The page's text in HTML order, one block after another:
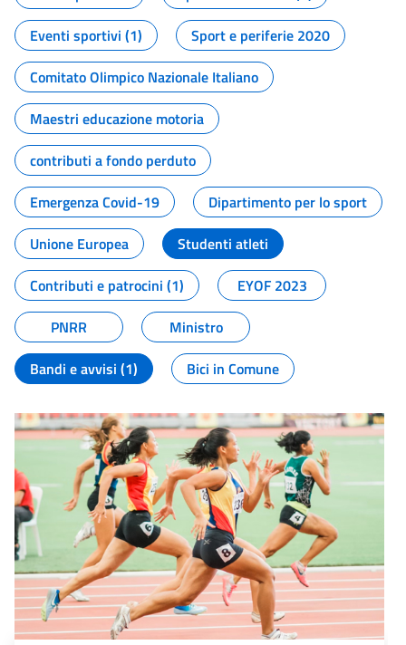
Eventi sportivi (1)
Sport e periferie 2020
Comitato Olimpico Nazionale Italiano
Maestri educazione motoria
contributi a fondo perduto
Emergenza Covid-19
Dipartimento per lo sport
Unione Europea
Studenti atleti
Contributi e patrocini (1)
EYOF 2023
PNRR
Ministro
Bandi e avvisi (1)
Bici in Comune